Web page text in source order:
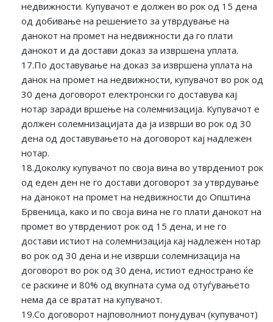
недвижности. Купувачот е должен во рок од 15 дена
од добивање на решението за утврдување на
данокот на промет на недвижности да го плати
данокот и да достави доказ за извршена уплата.
17.По доставување на доказ за извршена уплата на
данок на промет на недвижности, купувачот во рок од
30 дена договорот електронски го доставува кај
нотар заради вршење на солемнизација. Купувачот е
должен солемнизацијата да ја изврши во рок од 30
дена од доставувањето на договорот кај надлежен
нотар.
18.Доколку купувачот по своја вина во утврдениот рок
од еден ден не го достави договорот за утврдување
на данокот на промет на недвижности до Општина
Брвеница, како и по своја вина не го плати данокот на
промет во утврдениот рок од 15 дена, и не го
достави истиот на солемнизација кај надлежен нотар
во рок од 30 дена и не изврши солемнизација на
договорот во рок од 30 дена, истиот еднострано ќе
се раскине и 80% од вкупната сума од отуѓувањето
нема да се вратат на купувачот.
19.Со договорот најповолниот понудувач (купувачот)